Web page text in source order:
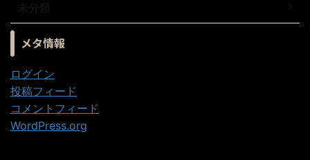
未分類
メタ情報
ログイン
投稿フィード
コメントフィード
WordPress.org